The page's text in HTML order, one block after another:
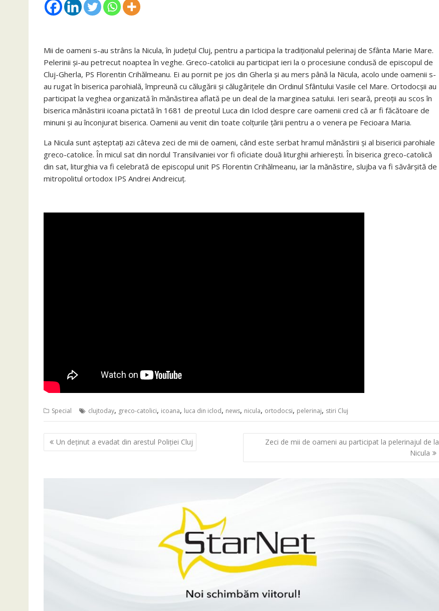
Mii de oameni s-au strâns la Nicula, în judeţul Cluj, pentru a participa la tradiţionalul pelerinaj de Sfânta Marie Mare.
Pelerinii şi-au petrecut noaptea în veghe. Greco-catolicii au participat ieri la o procesiune condusă de episcopul de
Cluj-Gherla, PS Florentin Crihălmeanu. Ei au pornit pe jos din Gherla şi au mers până la Nicula, acolo unde oamenii s-
au rugat în biserica parohială, împreună cu călugării şi călugăriţele din Ordinul Sfântului Vasile cel Mare. Ortodocşii au
participat la veghea organizată în mănăstirea aflată pe un deal de la marginea satului. Ieri seară, preoţii au scos în
biserica mănăstirii icoana pictată în 1681 de preotul Luca din Iclod despre care oamenii cred că ar fi făcătoare de
minuni şi au înconjurat biserica. Oamenii au venit din toate colţurile ţării pentru a o venera pe Fecioara Maria.
La Nicula sunt aşteptaţi azi câteva zeci de mii de oameni, când este serbat hramul mănăstirii şi al bisericii parohiale
greco-catolice. În micul sat din nordul Transilvaniei vor fi oficiate două liturghii arhiereşti. În biserica greco-catolică
din sat, liturghia va fi celebrată de episcopul unit PS Florentin Crihălmeanu, iar la mănăstire, slujba va fi săvârşită de
mitropolitul ortodox IPS Andrei Andreicuţ.
Special clujtoday, greco-catolici, icoana, luca din iclod, news, nicula, ortodocsi, pelerinaj, stiri Cluj
Navigare
în
Un deţinut a evadat din arestul Poliţiei Cluj
Zeci de mii de oameni au participat la pelerinajul de la
Nicula